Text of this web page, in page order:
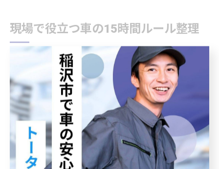
現場で役立つ車の15時間ルール整理
車運行管理の15時間ルールはなぜ重要か
車の運行管理において「15時間ルール」は、現場で事故
や違反を未然に防ぐための根本的な基準です。これは、
運転者の拘束時間の最大値を定めることで、過労運転や
睡眠不足による判断ミスを減らし、安全な運行を確保す
るために設けられています。
なぜこれほどまでに重視されるのかというと、長時間の